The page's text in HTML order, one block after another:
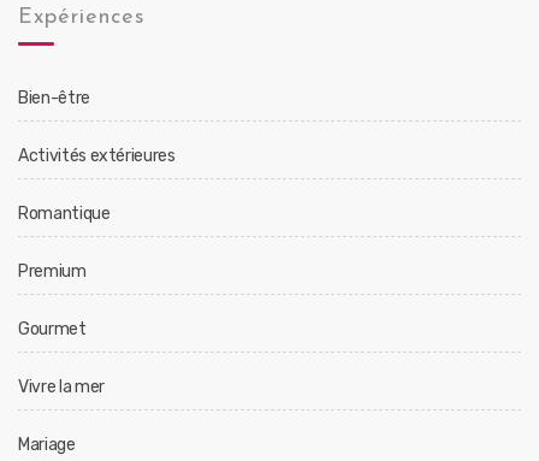
Expériences
Bien-être
Activités extérieures
Romantique
Premium
Gourmet
Vivre la mer
Mariage